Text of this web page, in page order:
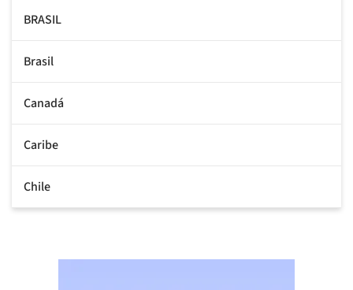
BRASIL
Brasil
Canadá
Caribe
Chile